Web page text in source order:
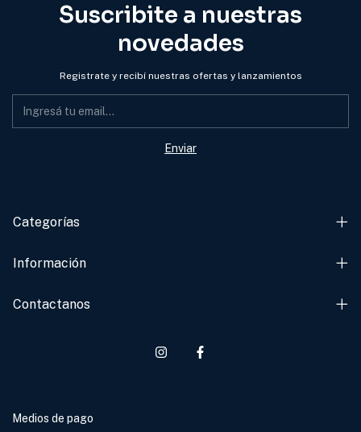
Suscribite a nuestras
novedades
Registrate y recibí nuestras ofertas y lanzamientos
Categorías
Información
Contactanos
Medios de pago